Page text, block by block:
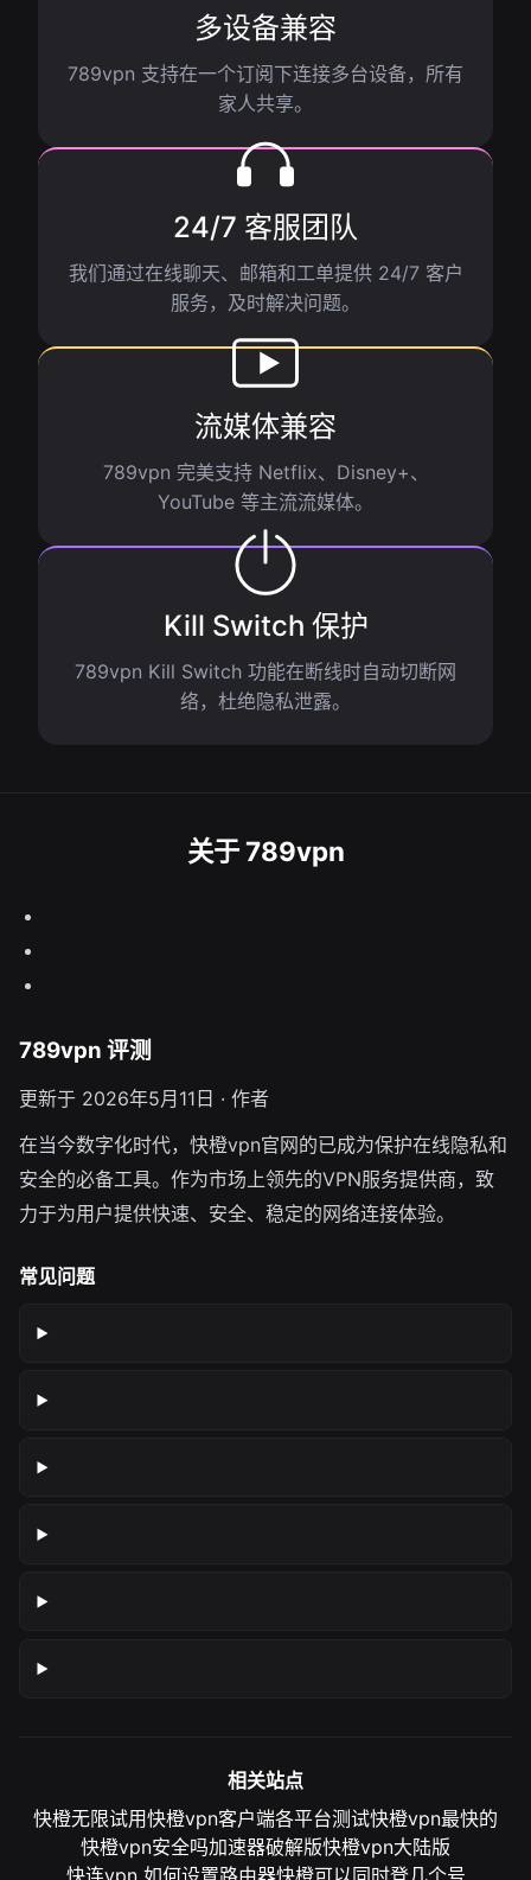
多设备兼容
789vpn 支持在一个订阅下连接多台设备，所有
家人共享。
24/7 客服团队
我们通过在线聊天、邮箱和工单提供 24/7 客户
服务，及时解决问题。
流媒体兼容
789vpn 完美支持 Netflix、Disney+、
YouTube 等主流流媒体。
Kill Switch 保护
789vpn Kill Switch 功能在断线时自动切断网
络，杜绝隐私泄露。
关于 789vpn
789vpn 评测
更新于 2026年5月11日 · 作者
在当今数字化时代，快橙vpn官网的已成为保护在线隐私和
安全的必备工具。作为市场上领先的VPN服务提供商，致
力于为用户提供快速、安全、稳定的网络连接体验。
常见问题
相关站点
快橙无限试用快橙vpn客户端各平台测试快橙vpn最快的
快橙vpn安全吗加速器破解版快橙vpn大陆版
快连vpn 如何设置路由器快橙可以同时登几个号